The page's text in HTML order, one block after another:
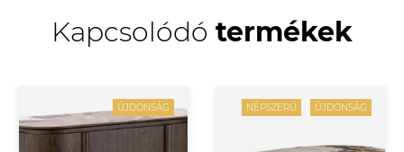
Kapcsolódó termékek
ÚJDONSÁG NÉPSZERŰ ÚJDONSÁG